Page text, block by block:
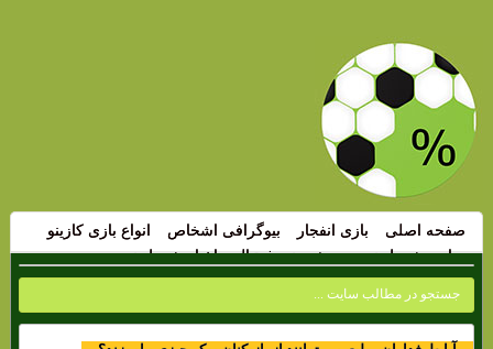
صفحه اصلی بازی انفجار بیوگرافی اشخاص
انواع بازی کازینو
سایت شرط بندی
پیش بینی فوتبال اخبار شرط بندی